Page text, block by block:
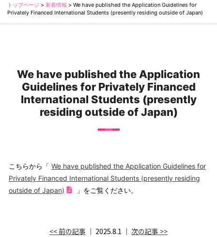
トップページ > 新着情報 > We have published the Application Guidelines for
Privately Financed International Students (presently residing outside of Japan)
We have published the Application
Guidelines for Privately Financed
International Students (presently
residing outside of Japan)
こちらから「 We have published the Application Guidelines for
Privately Financed International Students (presently residing
outside of Japan)
」をご覧ください。
<< 前の記事 │ 2025.8.1 │ 次の記事 >>